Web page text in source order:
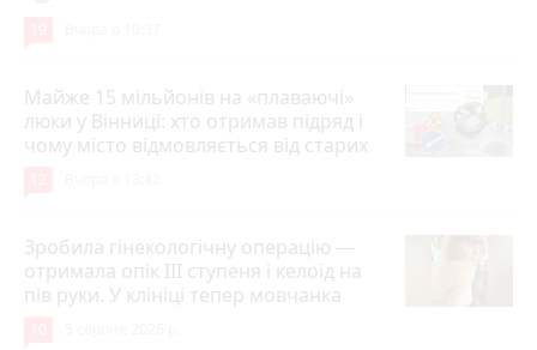
Майже 15 мільйонів на «плаваючі»
люки у Вінниці: хто отримав підряд і
чому місто відмовляється від старих
Зробила гінекологічну операцію —
отримала опік ІІІ ступеня і келоїд на
пів руки. У клініці тепер мовчанка